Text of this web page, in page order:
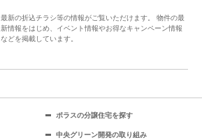
最新の折込チラシ等の情報がご覧いただけます。 物件の最
新情報をはじめ、イベント情報やお得なキャンペーン情報
などを掲載しています。
ポラスの分譲住宅を探す
中央グリーン開発の取り組み